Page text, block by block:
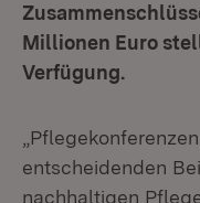
Millionen Euro
Verfügung.
entscheidenden
nachhaltigen